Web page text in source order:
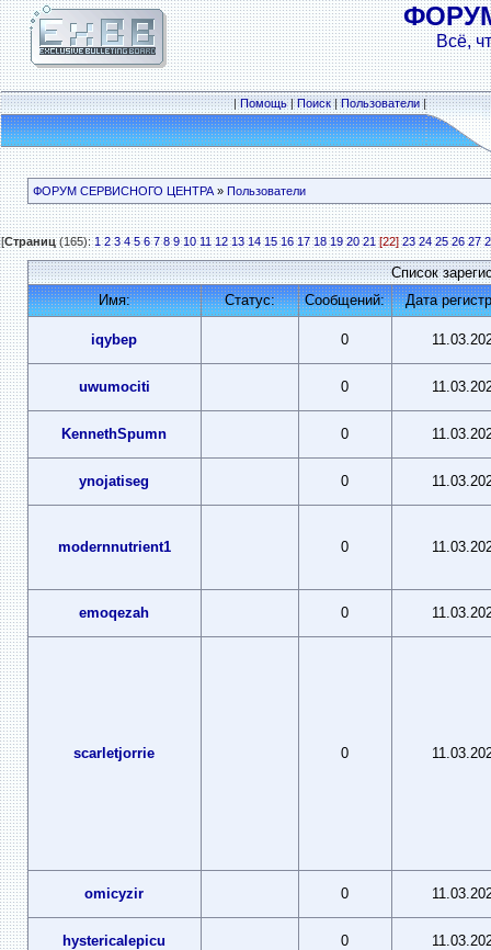
Всё,
|Помощь|Поиск|Пользователи|
ФОРУМ СЕРВИСНОГО ЦЕНТРА» Пользователи
[Страниц(165):1 2 3 4 5 6 7 8 9 10 11 12 13 14 15 16 17 18 19 20 21 [22] 23 24 25 26 27
Список
Имя:
Статус: Сообщений: Дата
iqybep 0
uwumociti 0
KennethSpumn 0
ynojatiseg 0
modernnutrient1 0
emoqezah 0
scarletjorrie 0
omicyzir 0
hystericalepicu 0